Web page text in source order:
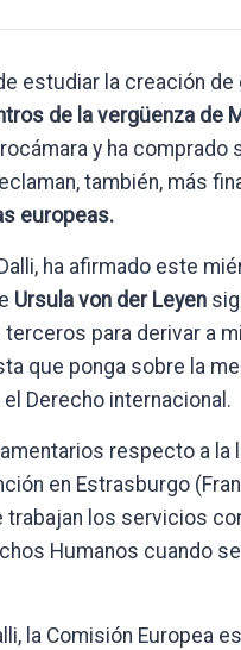
estudiar la creación
de la vergüenza de
y ha
también, más
europeas.
ha afirmado este
Ursula von der Leyen
para derivar a
que ponga sobre la
Derecho internacional.
respecto a la
en Estrasburgo
los servicios
Humanos cuando
la Comisión Europea